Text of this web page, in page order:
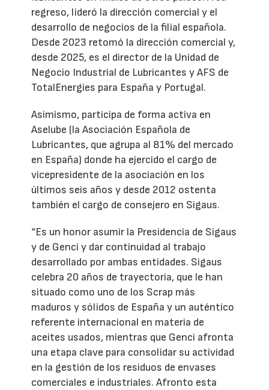
regreso, lideró la dirección comercial y el
desarrollo de negocios de la filial española.
Desde 2023 retomó la dirección comercial y,
desde 2025, es el director de la Unidad de
Negocio Industrial de Lubricantes y AFS de
TotalEnergies para España y Portugal.
Asimismo, participa de forma activa en
Aselube (la Asociación Española de
Lubricantes, que agrupa al 81% del mercado
en España) donde ha ejercido el cargo de
vicepresidente de la asociación en los
últimos seis años y desde 2012 ostenta
también el cargo de consejero en Sigaus.
“Es un honor asumir la Presidencia de Sigaus
y de Genci y dar continuidad al trabajo
desarrollado por ambas entidades. Sigaus
celebra 20 años de trayectoria, que le han
situado como uno de los Scrap más
maduros y sólidos de España y un auténtico
referente internacional en materia de
aceites usados, mientras que Genci afronta
una etapa clave para consolidar su actividad
en la gestión de los residuos de envases
comerciales e industriales. Afronto esta